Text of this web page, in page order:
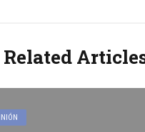
Related